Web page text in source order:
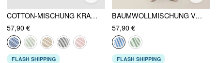
COTTON-MISCHUNG KRAGEN EINFARBIG STREIFEN KNOTEN ROLL-UP ÄRMEL OVERALLS
57,90 €
FLASH SHIPPING
BAUMWOLLMISCHUNG V-AUSSCHNITT STREIFEN KORDELZUG WEITES BEIN OVERALL
57,90 €
FLASH SHIPPING